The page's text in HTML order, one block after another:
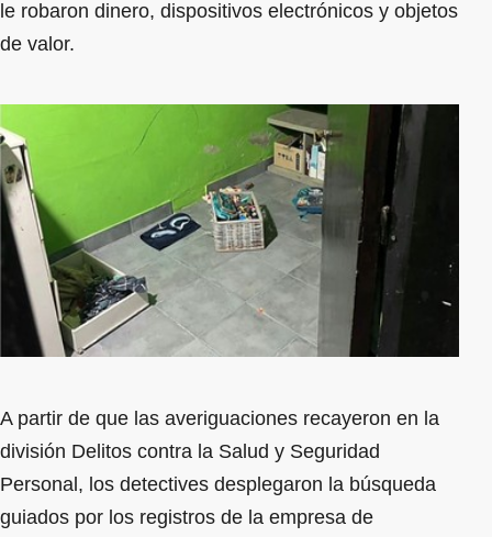
le robaron dinero, dispositivos electrónicos y objetos
de valor.
A partir de que las averiguaciones recayeron en la
división Delitos contra la Salud y Seguridad
Personal, los detectives desplegaron la búsqueda
guiados por los registros de la empresa de